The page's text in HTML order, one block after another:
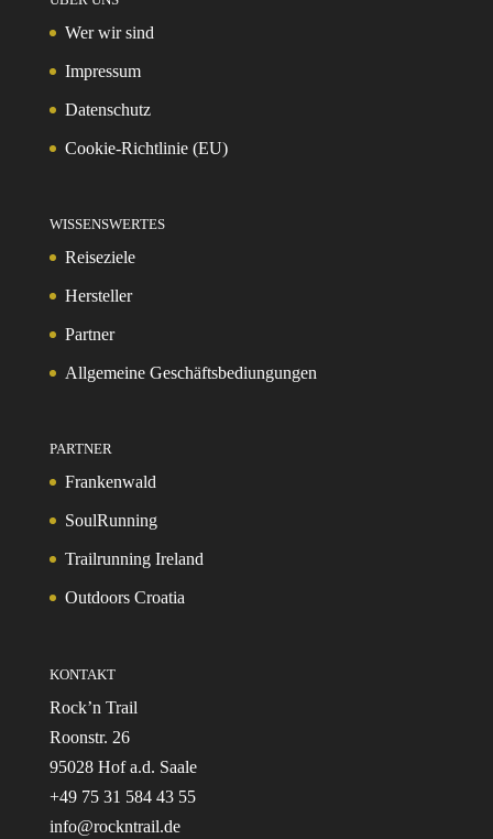
Wer wir sind
Impressum
Datenschutz
Cookie-Richtlinie (EU)
WISSENSWERTES
Reiseziele
Hersteller
Partner
Allgemeine Geschäftsbediungungen
PARTNER
Frankenwald
SoulRunning
Trailrunning Ireland
Outdoors Croatia
KONTAKT
Rock’n Trail
Roonstr. 26
95028 Hof a.d. Saale
+49 75 31 584 43 55
info@rockntrail.de